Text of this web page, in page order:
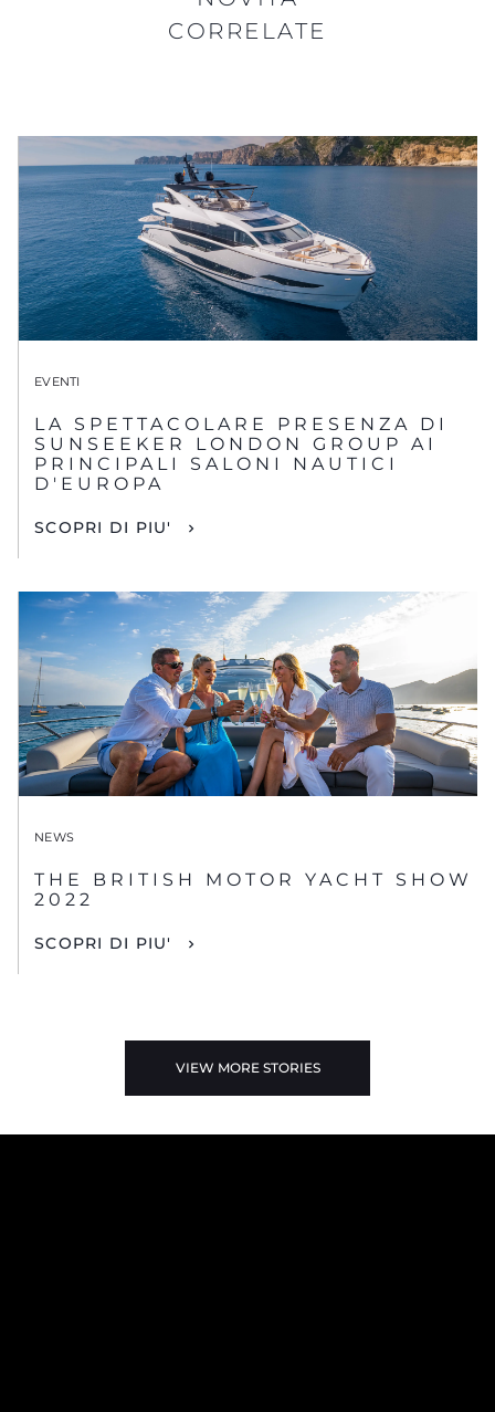
CORRELATE
EVENTI
LA SPETTACOLARE PRESENZA DI
SUNSEEKER LONDON GROUP AI
PRINCIPALI SALONI NAUTICI
D'EUROPA
SCOPRI DI PIU'
NEWS
THE BRITISH MOTOR YACHT SHOW
2022
SCOPRI DI PIU'
VIEW MORE STORIES